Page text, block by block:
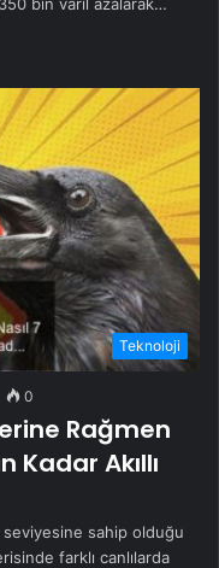
Teknoloji
0
Rağmen
Kadar Akıllı
seviyesine sahip olduğu
farklı canlılarda